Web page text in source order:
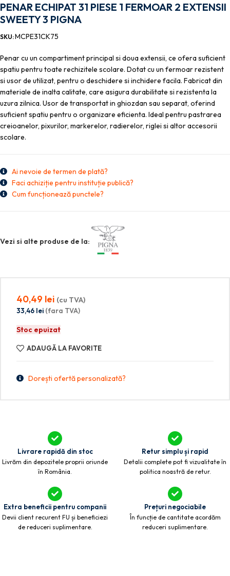
PENAR ECHIPAT 31 PIESE 1 FERMOAR 2 EXTENSII
SWEETY 3 PIGNA
SKU:MCPE31CK75
Penar cu un compartiment principal si doua extensii, ce ofera suficient
spatiu pentru toate rechizitele scolare. Dotat cu un fermoar rezistent
si usor de utilizat, pentru o deschidere si inchidere facila. Fabricat din
materiale de inalta calitate, care asigura durabilitate si rezistenta la
uzura zilnica. Usor de transportat in ghiozdan sau separat, oferind
suficient spatiu pentru o organizare eficienta. Ideal pentru pastrarea
creioanelor, pixurilor, markerelor, radierelor, riglei si altor accesorii
scolare.
Ai nevoie de termen de plată?
Faci achiziție pentru instituție publică?
Cum funcționează punctele?
Vezi si alte produse de la:
40,49 lei (cu TVA)
33,46 lei (fara TVA)
Stoc epuizat
ADAUGĂ LA FAVORITE
Dorești ofertă personalizată?
Livrare rapidă din stoc
Livrăm din depozitele proprii oriunde
în România.
Retur simplu și rapid
Detalii complete pot fi vizualitate în
politica noastră de retur.
Extra beneficii pentru companii
Devii client recurent FU și beneficiezi
de reduceri suplimentare.
Prețuri negociabile
În funcție de cantitate acordăm
reduceri suplimentare.